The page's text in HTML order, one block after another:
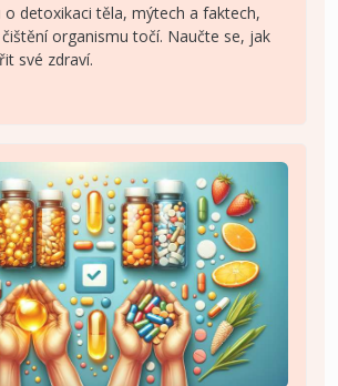
o detoxikaci těla, mýtech a faktech,
organismu točí. Naučte se, jak
své zdraví.